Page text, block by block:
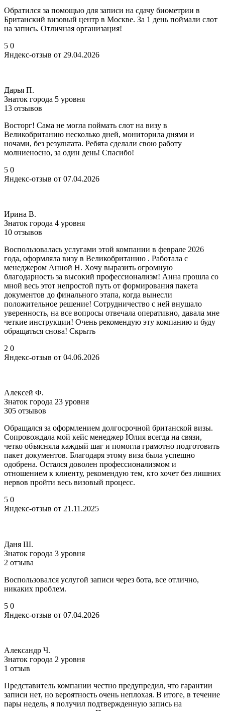
Обратился за помощью для записи на сдачу биометрии в
Британский визовый центр в Москве. За 1 день поймали слот
на запись. Отличная организация!
5 0
Яндекс-отзыв от 29.04.2026
Дарья П.
Знаток города 5 уровня
13 отзывов
Восторг! Сама не могла поймать слот на визу в
Великобританию несколько дней, мониторила днями и
ночами, без результата. Ребята сделали свою работу
молниеносно, за один день! Спасибо!
5 0
Яндекс-отзыв от 07.04.2026
Ирина В.
Знаток города 4 уровня
10 отзывов
Воспользовалась услугами этой компании в феврале 2026
года, оформляла визу в Великобританию . Работала с
менеджером Анной Н. Хочу выразить огромную
благодарность за высокий профессионализм! Анна прошла со
мной весь этот непростой путь от формирования пакета
документов до финального этапа, когда вынесли
положительное решение! Сотрудничество с ней внушало
уверенность, на все вопросы отвечала оперативно, давала мне
четкие инструкции! Очень рекомендую эту компанию и буду
обращаться снова! Скрыть
2 0
Яндекс-отзыв от 04.06.2026
Алексей Ф.
Знаток города 23 уровня
305 отзывов
Обращался за оформлением долгосрочной британской визы.
Сопровождала мой кейс менеджер Юлия всегда на связи,
четко объясняла каждый шаг и помогла грамотно подготовить
пакет документов. Благодаря этому виза была успешно
одобрена. Остался доволен профессионализмом и
отношением к клиенту, рекомендую тем, кто хочет без лишних
нервов пройти весь визовый процесс.
5 0
Яндекс-отзыв от 21.11.2025
Даня Ш.
Знаток города 3 уровня
2 отзыва
Воспользовался услугой записи через бота, все отлично,
никаких проблем.
5 0
Яндекс-отзыв от 07.04.2026
Александр Ч.
Знаток города 2 уровня
1 отзыв
Представитель компании честно предупредил, что гарантии
записи нет, но вероятность очень неплохая. В итоге, в течение
пары недель, я получил подтвержденную запись на